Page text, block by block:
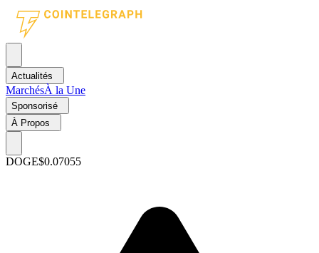
Actualités
MarchésÀ la Une
Sponsorisé
À Propos
DOGE$0.07055